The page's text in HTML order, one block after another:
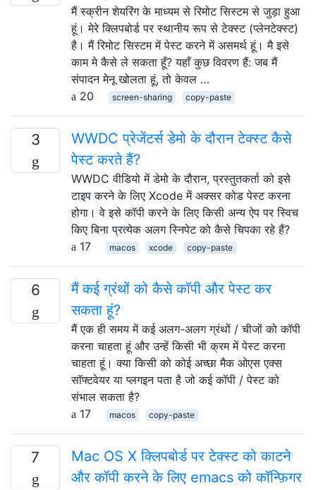
मैं स्क्रीन शेयरिंग के माध्यम से रिमोट सिस्टम से जुड़ा हुआ
हूं। मेरे क्लिपबोर्ड पर स्थानीय रूप से टेक्स्ट (प्लेनटेक्स्ट)
है। मैं रिमोट सिस्टम में पेस्ट करने में असमर्थ हूं। मै इसे
काम मे कैसे ले सकता हूँ? यहाँ कुछ विवरण हैं: जब मैं
संपादन मेनू खोलता हूं, तो केवल …
20
screen-sharing copy-paste
3
WWDC प्रेजेंटर्स डेमो के दौरान टेक्स्ट कैसे
पेस्ट करते हैं?
WWDC वीडियो में डेमो के दौरान, प्रस्तुतकर्ता को इसे
टाइप करने के लिए Xcode में अक्सर कोड पेस्ट करना
होगा। वे इसे कॉपी करने के लिए किसी अन्य ऐप पर स्विच
किए बिना प्रत्येक अलग स्निपेट को कैसे चिपका रहे हैं?
17
macos xcode copy-paste
6
मैं कई ग्रंथों को कैसे कॉपी और पेस्ट कर
सकता हूं?
मैं एक ही समय में कई अलग-अलग ग्रंथों / चीजों को कॉपी
करना चाहता हूं और उन्हें किसी भी क्रम में पेस्ट करना
चाहता हूं। क्या किसी को कोई अच्छा मैक ओएस एक्स
सॉफ्टवेयर या प्लगइन पता है जो कई कॉपी / पेस्ट को
संभाल सकता है?
17
macos copy-paste
7
Mac OS X क्लिपबोर्ड पर टेक्स्ट को काटने
और कॉपी करने के लिए emacs को कॉन्फ़िगर